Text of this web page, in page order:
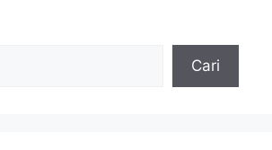
Cari